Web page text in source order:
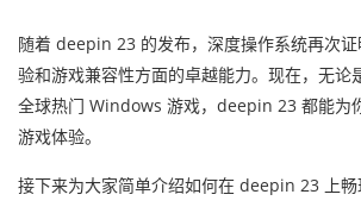
随着 deepin 23 的发布，深度操作系统再次
验和游戏兼容性方面的卓越能力。现在，无论
全球热门 Windows 游戏，deepin 23 都能为
游戏体验。
接下来为大家简单介绍如何在 deepin 23 上畅